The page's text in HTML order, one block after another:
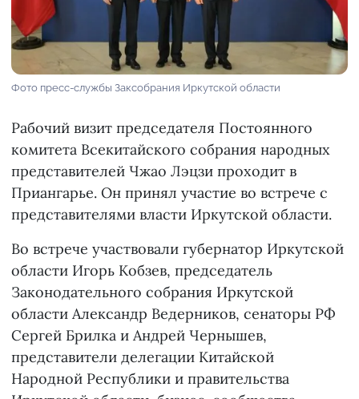
Фото пресс-службы Заксобрания Иркутской области
Рабочий визит председателя Постоянного
комитета Всекитайского собрания народных
представителей Чжао Лэцзи проходит в
Приангарье. Он принял участие во встрече с
представителями власти Иркутской области.
Во встрече участвовали губернатор Иркутской
области Игорь Кобзев, председатель
Законодательного собрания Иркутской
области Александр Ведерников, сенаторы РФ
Сергей Брилка и Андрей Чернышев,
представители делегации Китайской
Народной Республики и правительства